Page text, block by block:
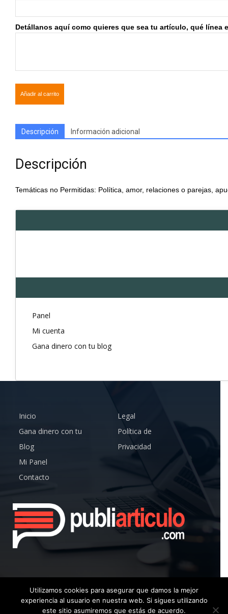
Detállanos aquí como quieres que sea tu artículo, qué línea
Añadir al carrito
Descripción Información adicional
Descripción
Temáticas no Permitidas: Política, amor, relaciones o parejas,
Panel
Mi cuenta
Gana dinero con tu blog
Inicio
Gana dinero con tu
Blog
Mi Panel
Contacto
Legal
Política de
Privacidad
© Copyright 2019 – Publiarticulo – Todos los Derechos
Utilizamos cookies para asegurar que damos la mejor
experiencia al usuario en nuestra web. Si sigues utilizando
este sitio asumiremos que estás de acuerdo.